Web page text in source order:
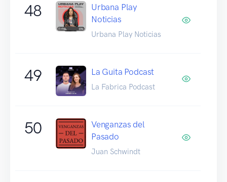
48
Urbana Play
Noticias
Urbana Play Noticias
49 La Guita Podcast
La Fabrica Podcast
50
Venganzas del
Pasado
Juan Schwindt